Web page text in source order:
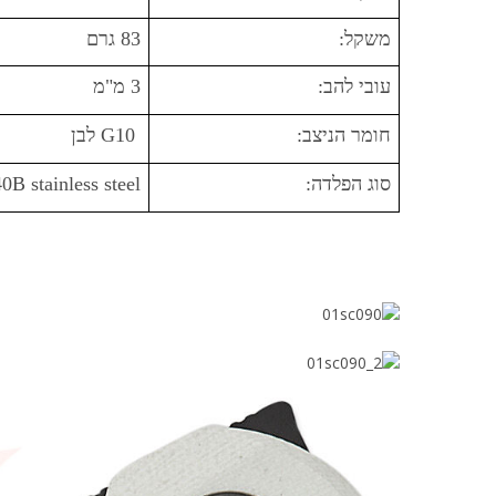
משקל: 83 גרם
עובי להב: 3 מ"מ
חומר הניצב: G10 לבן
סוג הפלדה: stainless steel